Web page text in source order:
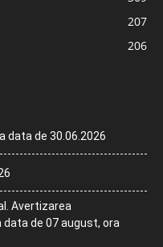
207
206
data de 30.06.2026
Avertizarea
de 07 august, ora